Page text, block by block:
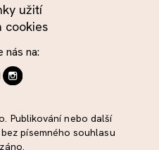
užití
cookies
nás na:
Publikování nebo další
písemného souhlasu